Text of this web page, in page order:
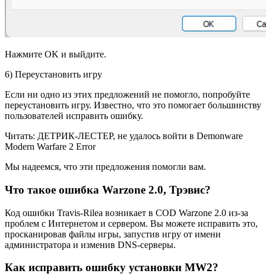
Нажмите OK и выйдите.
6) Переустановить игру
Если ни одно из этих предложений не помогло, попробуйте
переустановить игру. Известно, что это помогает большинству
пользователей исправить ошибку.
Читать: ДЕТРИК-ЛЕСТЕР, не удалось войти в Demonware
Modern Warfare 2 Error
Мы надеемся, что эти предложения помогли вам.
Что такое ошибка Warzone 2.0, Трэвис?
Код ошибки Travis-Rilea возникает в COD Warzone 2.0 из-за
проблем с Интернетом и сервером. Вы можете исправить это,
просканировав файлы игры, запустив игру от имени
администратора и изменив DNS-серверы.
Как исправить ошибку установки MW2?